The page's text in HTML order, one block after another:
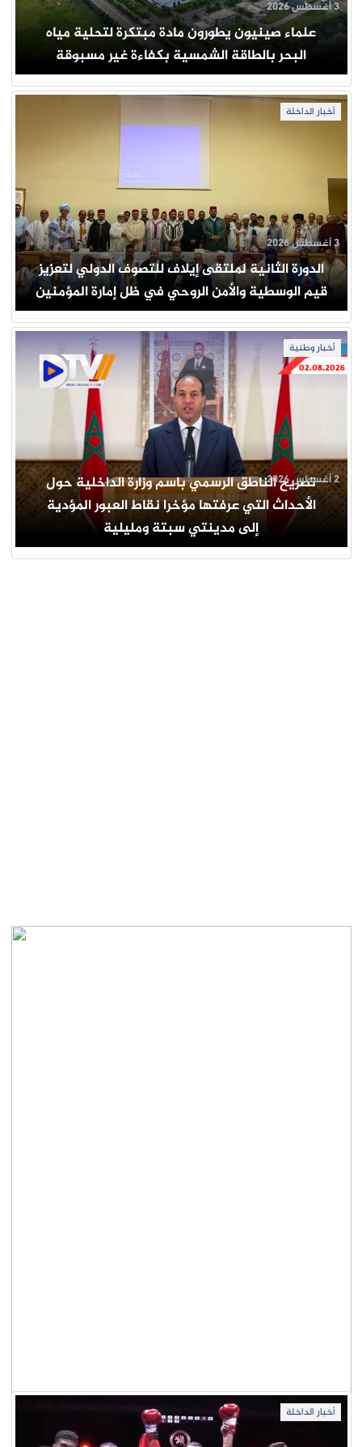
علماء صينيون يطورون مادة مبتكرة لتحلية مياه
البحر بالطاقة الشمسية بكفاءة غير مسبوقة
3 أغسطس 2026
أخبار الداخلة
الدورة الثانية لملتقى إيلاف للتصوف الدولي لتعزيز
قيم الوسطية والأمن الروحي في ظل إمارة المؤمنين
3 أغسطس 2026
أخبار وطنية
تصريح الناطق الرسمي باسم وزارة الداخلية حول
الأحداث التي عرفتها مؤخرا نقاط العبور المؤدية
إلى مدينتي سبتة ومليلية
2 أغسطس 2026
أخبار الداخلة
جار التحميل ...